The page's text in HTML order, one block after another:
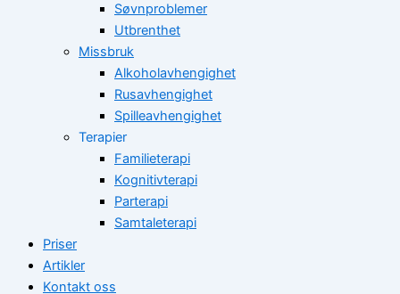
Søvnproblemer
Utbrenthet
Missbruk
Alkoholavhengighet
Rusavhengighet
Spilleavhengighet
Terapier
Familieterapi
Kognitivterapi
Parterapi
Samtaleterapi
Priser
Artikler
Kontakt oss